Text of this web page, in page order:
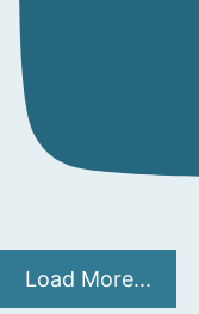
Load More...